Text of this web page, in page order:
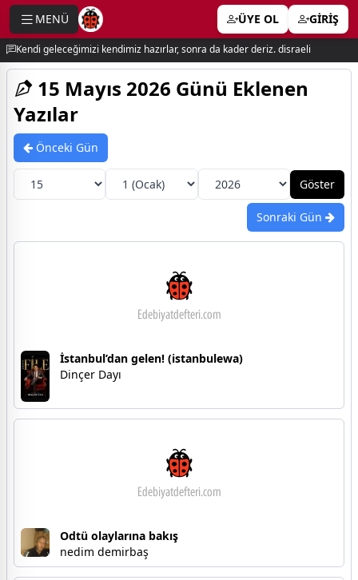
MENÜ ÜYE OL GİRİŞ
Kendi geleceğimizi kendimiz hazırlar, sonra da kader deriz. disraeli
15 Mayıs 2026 Günü Eklenen
Yazılar
Önceki Gün
Sonraki Gün
İstanbul’dan gelen! (istanbulewa)
Dinçer Dayı
Odtü olaylarına bakış
nedim demirbaş
menu